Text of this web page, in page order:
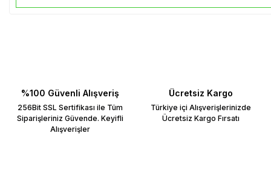
%100 Güvenli Alışveriş
256Bit SSL Sertifikası ile Tüm
Siparişleriniz Güvende. Keyifli
Alışverişler
Ücretsiz Kargo
Türkiye içi Alışverişlerinizde
Ücretsiz Kargo Fırsatı